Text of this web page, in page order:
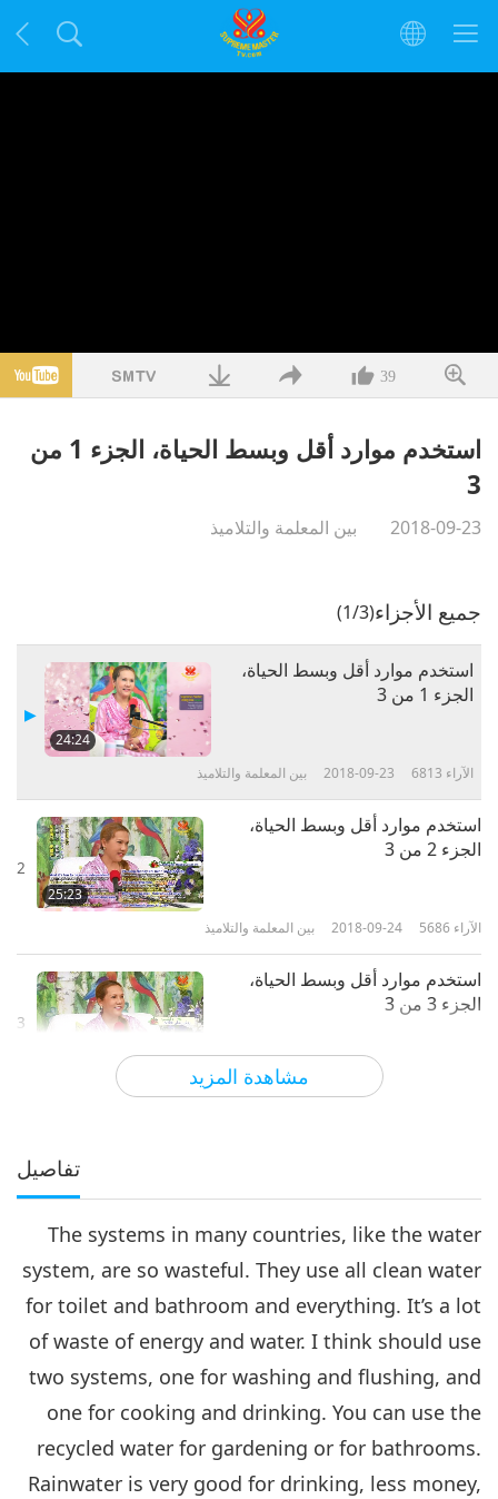
39
استخدم موارد أقل وبسط الحياة، الجزء 1 من
3‏
2018-09-23 بين المعلمة والتلاميذ
مشاهدة المزيد
جميع الأجزاء(1/3)
24:24
استخدم موارد أقل وبسط الحياة،
الجزء 1 من 3‏
بين المعلمة والتلاميذ 2018-09-23 6813 الآراء
2
25:23
استخدم موارد أقل وبسط الحياة،
الجزء 2 من 3‏
بين المعلمة والتلاميذ 2018-09-24 5686 الآراء
3
استخدم موارد أقل وبسط الحياة،
الجزء 3 من 3‏
بين المعلمة والتلاميذ 2018-09-25
تفاصيل
The systems in many countries, like the water
system, are so wasteful. They use all clean water
for toilet and bathroom and everything. It’s a lot
of waste of energy and water. I think should use
two systems, one for washing and flushing, and
one for cooking and drinking. You can use the
recycled water for gardening or for bathrooms.
Rainwater is very good for drinking, less money,